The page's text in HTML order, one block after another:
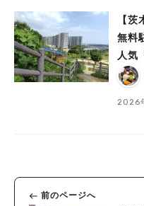
【
無料
人気
2026
前のページへ